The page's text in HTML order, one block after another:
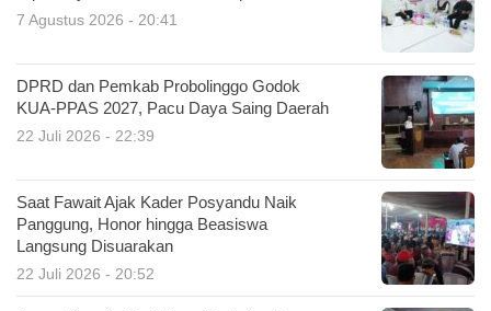
7 Agustus 2026 - 20:41
DPRD dan Pemkab Probolinggo Godok
KUA-PPAS 2027, Pacu Daya Saing Daerah
22 Juli 2026 - 22:39
Saat Fawait Ajak Kader Posyandu Naik
Panggung, Honor hingga Beasiswa
Langsung Disuarakan
22 Juli 2026 - 20:52